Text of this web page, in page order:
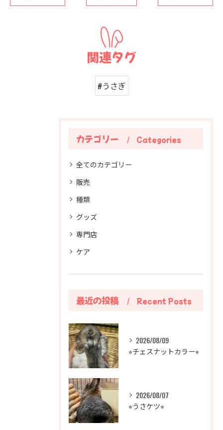
関連タグ
#うさぎ
カテゴリー Categories
全てのカテゴリー
販売
種類
グッズ
専門店
ケア
最近の投稿 Recent Posts
2026/08/09
⭐︎チェスナットカラー⭐︎
2026/08/07
⭐︎うさケツ⭐︎